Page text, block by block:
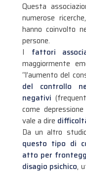
Questa
numerose
hanno coinvolto
persone.
I fattori
maggiormente
“l’aumento del
del controllo
negativi
come
vale a dire
Da un altro
questo tipo di
atto per
disagio psichico,